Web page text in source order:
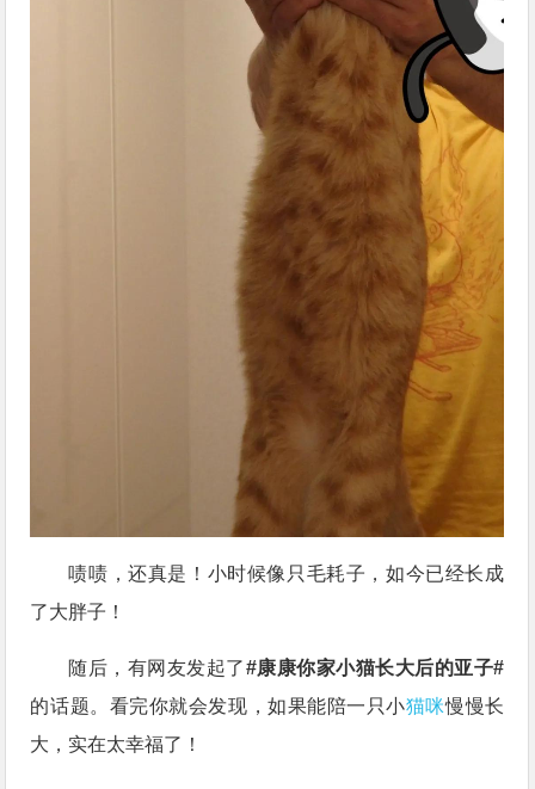
啧啧，还真是！小时候像只毛耗子，如今已经长成
了大胖子！
随后，有网友发起了#康康你家小猫长大后的亚子#
的话题。看完你就会发现，如果能陪一只小猫咪慢慢长
大，实在太幸福了！